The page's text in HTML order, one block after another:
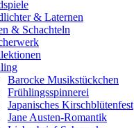
& Laternen
& Schachteln
Barocke Musikstückchen
Frühlingsspinnerei
Japanisches Kirschblütenfest
Jane Austen-Romantik